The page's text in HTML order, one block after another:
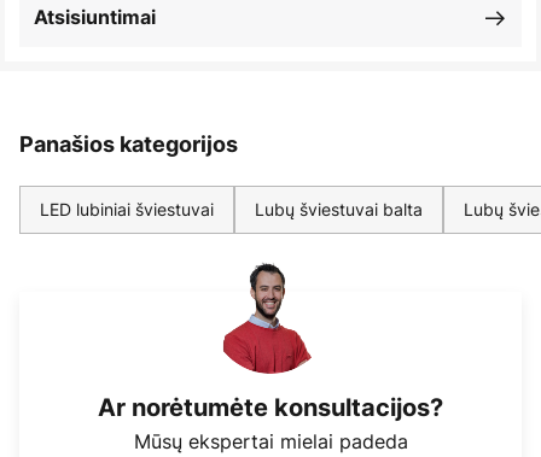
Atsisiuntimai
Panašios kategorijos
LED lubiniai šviestuvai Lubų šviestuvai balta Lubų
Ar norėtumėte konsultacijos?
Mūsų ekspertai mielai padeda